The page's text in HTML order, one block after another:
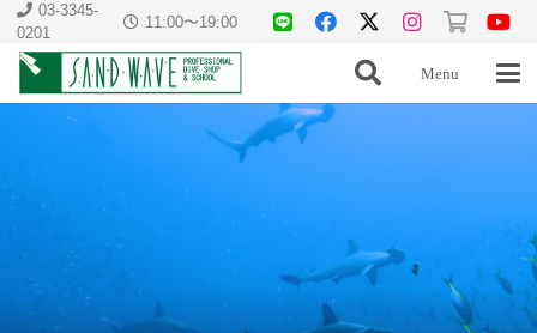
03-3345-
0201
11:00〜19:00
Menu